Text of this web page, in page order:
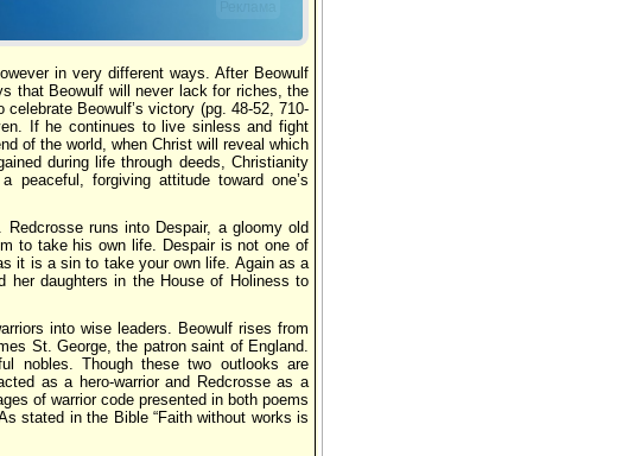
in very different ways. After Beowulf
that Beowulf will never lack for riches, the
Beowulf’s victory (pg. 48-52, 710-
If he continues to live sinless and fight
of the world, when Christ will reveal which
during life through deeds, Christianity
forgiving attitude toward one’s
runs into Despair, a gloomy old
to take his own life. Despair is not one of
it is a sin to take your own life. Again as a
her daughters in the House of Holiness to
into wise leaders. Beowulf rises from
St. George, the patron saint of England.
nobles. Though these two outlooks are
as a hero-warrior and Redcrosse as a
of warrior code presented in both poems
stated in the Bible “Faith without works is